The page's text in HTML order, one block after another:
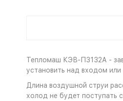
Тепломаш КЭВ-П3132А -
установить над входом
Длина воздушной струи
холод не будет поступать